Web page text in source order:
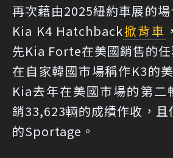
再次藉由2025紐約車展的
Kia K4 Hatchback掀背車
先Kia Forte在美國銷售的任
在自家韓國市場稱作K3的
Kia去年在美國市場的第二
銷33,623輛的成績作收，
的Sportage。